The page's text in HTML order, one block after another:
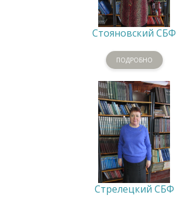
Стояновский СБФ
ПОДРОБНО
Стрелецкий СБФ